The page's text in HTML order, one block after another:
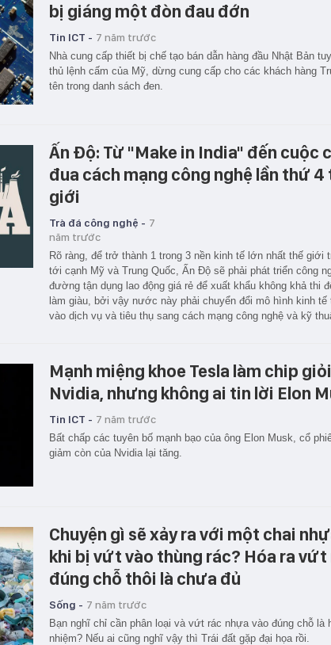
bị giáng một đòn đau đớn
Tin ICT - 7 năm trước
Nhà cung cấp thiết bị chế tạo bán dẫn hàng đầu Nhật Bản
thủ lệnh cấm của Mỹ, dừng cung cấp cho các khách hàng
tên trong danh sách đen.
Ấn Độ: Từ "Make in India" đến cuộc
đua cách mạng công nghệ lần thứ 4
giới
Trà đá công nghệ - 7
năm trước
Rõ ràng, để trở thành 1 trong 3 nền kinh tế lớn nhất thế giới
tới cạnh Mỹ và Trung Quốc, Ấn Độ sẽ phải phát triển công
đường tận dụng lao động giá rẻ để xuất khẩu không khả thi
làm giàu, bởi vậy nước này phải chuyển đổi mô hình kinh tế
vào dịch vụ và tiêu thụ sang cách mạng công nghệ và kỹ
Mạnh miệng khoe Tesla làm chip
Nvidia, nhưng không ai tin lời Elon
Tin ICT - 7 năm trước
Bất chấp các tuyên bố mạnh bạo của ông Elon Musk, cổ
giảm còn của Nvidia lại tăng.
Chuyện gì sẽ xảy ra với một chai
khi bị vứt vào thùng rác? Hóa ra vứt
đúng chỗ thôi là chưa đủ
Sống - 7 năm trước
Bạn nghĩ chỉ cần phân loại và vứt rác nhựa vào đúng chỗ là
nhiệm? Nếu ai cũng nghĩ vậy thì Trái đất gặp đại họa rồi.